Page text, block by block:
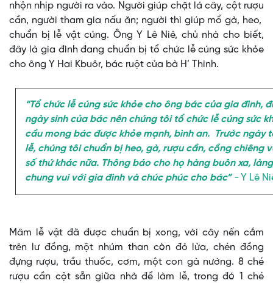
nhộn nhịp người ra vào. Người giúp chặt lá cây, cột rượu
cần, người tham gia nấu ăn; người thì giúp mổ gà, heo,
chuẩn bị lễ vật cúng. Ông Y Lê Niê, chủ nhà cho biết,
đây là gia đình đang chuẩn bị tổ chức lễ cúng sức khỏe
cho ông Y Hai Kbuôr, bác ruột của bà H’ Thinh.
“Tổ chức lễ cúng sức khỏe cho ông bác của gia đình,
ngày sinh của bác nên chúng tôi tổ chức lễ cúng sức
cầu mong bác được khỏe mạnh, bình an. Trước ngày
lễ, chúng tôi chuẩn bị heo, gà, rượu cần, cồng chiêng
số thứ khác nữa. Thông báo cho họ hàng buôn xa,
chung vui với gia đình và chúc phúc cho bác” - Y Lê
Mâm lễ vật đã được chuẩn bị xong, với cây nến cắm
trên lư đồng, một nhúm than còn đỏ lửa, chén đồng
đựng rượu, trầu thuốc, cơm, một con gà nướng. 8 ché
rượu cần cột sẵn giữa nhà để làm lễ, trong đó 1 ché